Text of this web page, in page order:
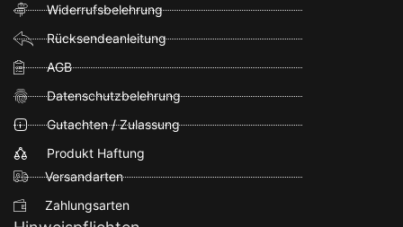
Widerrufsbelehrung
Rücksendeanleitung
AGB
Datenschutzbelehrung
Gutachten / Zulassung
Produkt Haftung
Versandarten
Zahlungsarten